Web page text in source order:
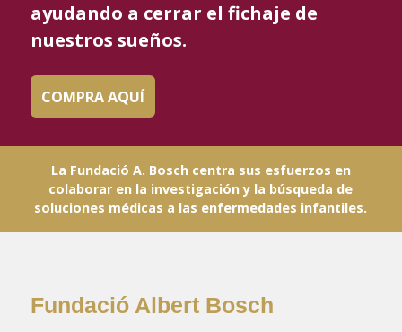
ayudando a cerrar el fichaje de
nuestros sueños.
COMPRA AQUÍ
La Fundació A. Bosch centra sus esfuerzos en
colaborar en la investigación y la búsqueda de
soluciones médicas a las enfermedades infantiles.
Fundació Albert Bosch